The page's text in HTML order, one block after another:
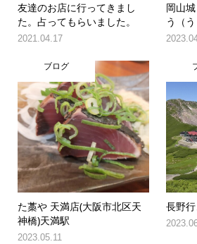
友達のお店に行ってきまし
た。占ってもらいました。
2021.04.17
岡山
う（う
ブログ
た藁や 天満店(大阪市北区天
神橋)天満駅
2023.05.11
長野